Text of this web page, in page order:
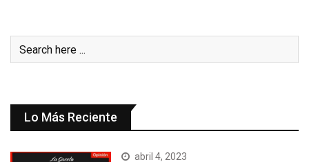
Lo Más Reciente
abril 4, 2023